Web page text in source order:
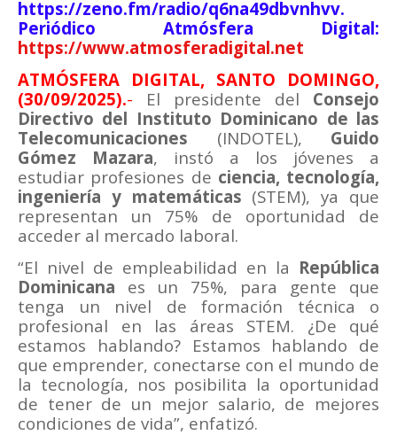
https://zeno.fm/radio/q6na49dbvnhvv.
Periódico Atmósfera Digital:
https://www.atmosferadigital.net
ATMÓSFERA DIGITAL, SANTO DOMINGO,
(30/09/2025).- El presidente del Consejo
Directivo del Instituto Dominicano de las
Telecomunicaciones (INDOTEL), Guido
Gómez Mazara, instó a los jóvenes a
estudiar profesiones de ciencia, tecnología,
ingeniería y matemáticas (STEM), ya que
representan un 75% de oportunidad de
acceder al mercado laboral.
“El nivel de empleabilidad en la República
Dominicana es un 75%, para gente que
tenga un nivel de formación técnica o
profesional en las áreas STEM. ¿De qué
estamos hablando? Estamos hablando de
que emprender, conectarse con el mundo de
la tecnología, nos posibilita la oportunidad
de tener de un mejor salario, de mejores
condiciones de vida”, enfatizó.